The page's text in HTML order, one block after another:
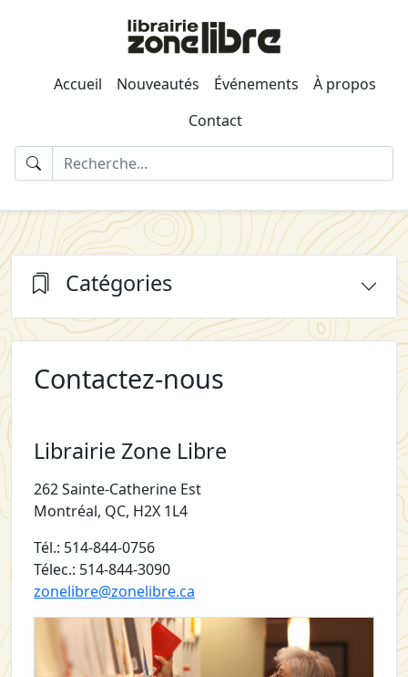
Accueil Nouveautés Événements
À propos
Contact
Catégories
Contactez-nous
Librairie Zone Libre
262 Sainte-Catherine Est
Montréal, QC, H2X 1L4
Tél.: 514-844-0756
Télec.: 514-844-3090
zonelibre@zonelibre.ca